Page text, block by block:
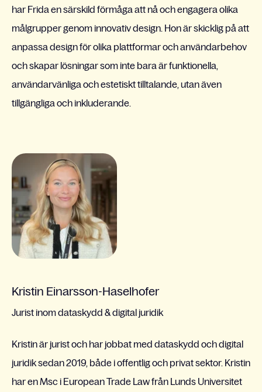
har Frida en särskild förmåga att nå och engagera olika
målgrupper genom innovativ design. Hon är skicklig på att
anpassa design för olika plattformar och användarbehov
och skapar lösningar som inte bara är funktionella,
användarvänliga och estetiskt tilltalande, utan även
tillgängliga och inkluderande.
Kristin Einarsson-Haselhofer
Jurist inom dataskydd & digital juridik
Kristin är jurist och har jobbat med dataskydd och digital
juridik sedan 2019, både i offentlig och privat sektor. Kristin
har en Msc i European Trade Law från Lunds Universitet